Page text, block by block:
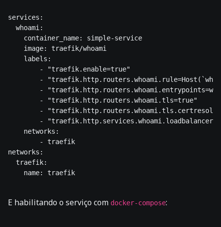
services:
  whoami:
    container_name: simple-service
    image: traefik/whoami
    labels:
        - "traefik.enable=true"
-
-
        - "traefik.http.routers.whoami.tls=true"
-
-
    networks:
        - traefik
networks:
  traefik:
    name: traefik
E habilitando o serviço com docker-compose: